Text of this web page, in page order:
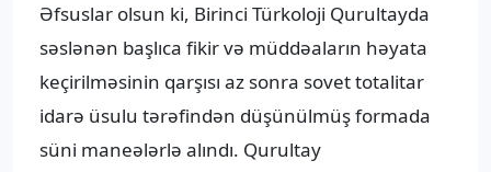
Əfsuslar olsun ki, Birinci Türkoloji Qurultayda
səslənən başlıca fikir və müddəaların həyata
keçirilməsinin qarşısı az sonra sovet totalitar
idarə üsulu tərəfindən düşünülmüş formada
süni maneələrlə alındı. Qurultay